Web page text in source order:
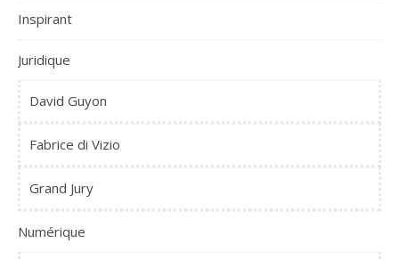
Inspirant
Juridique
David Guyon
Fabrice di Vizio
Grand Jury
Numérique